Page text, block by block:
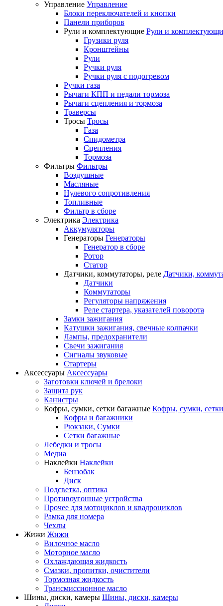
Управление Управление
Блоки переключателей и кнопки
Панели приборов
Рули и комплектующие Рули и
Грузики руля
Кронштейны
Рули
Ручки руля
Ручки руля с подогревом
Ручки газа
Рычаги КПП и педали тормоза
Рычаги сцепления и тормоза
Траверсы
Тросы Тросы
Газа
Спидометра
Сцепления
Тормоза
Фильтры Фильтры
Воздушные
Масляные
Нулевого сопротивления
Топливные
Фильтр в сборе
Электрика Электрика
Аккумуляторы
Генераторы Генераторы
Генератор в сборе
Ротор
Статор
Датчики, коммутаторы, реле Датчики,
Датчики
Коммутаторы
Регуляторы напряжения
Реле стартера, указателей поворота
Замки зажигания
Катушки зажигания, свечные колпачки
Лампы, предохранители
Свечи зажигания
Сигналы звуковые
Стартеры
Аксессуары Аксессуары
Заготовки ключей и брелоки
Защита рук
Канистры
Кофры, сумки, сетки багажные Кофры, сумки,
Кофры и багажники
Рюкзаки, Сумки
Сетки багажные
Лебедки и тросы
Медиа
Наклейки Наклейки
Бензобак
Диск
Подсветка, оптика
Противоугонные устройства
Прочее для мотоциклов и квадроциклов
Рамка для номера
Чехлы
Жижи Жижи
Вилочное масло
Моторное масло
Охлаждающая жидкость
Смазки, пропитки, очистители
Тормозная жидкость
Трансмиссионное масло
Шины, диски, камеры Шины, диски, камеры